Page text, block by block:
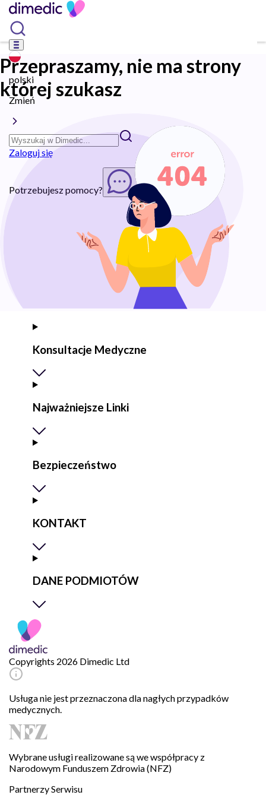
polski
Zmień
Zaloguj się
Potrzebujesz pomocy? Rozpocznij chat
Przepraszamy, nie ma strony
której szukasz
Konsultacje Medyczne
Najważniejsze Linki
Bezpieczeństwo
KONTAKT
DANE PODMIOTÓW
Copyrights 2026 Dimedic Ltd
Usługa nie jest przeznaczona dla nagłych przypadków
medycznych.
Wybrane usługi realizowane są we współpracy z
Narodowym Funduszem Zdrowia (NFZ)
Partnerzy Serwisu